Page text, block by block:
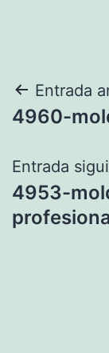
de
Entrada
4960-
Entrada
4953-